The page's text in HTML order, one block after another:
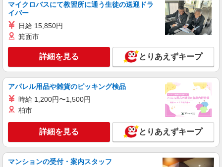
マイクロバスにて教習所に通う生徒の送迎ドラ
イバー
日給 15,850円
箕面市
詳細を見る とりあえずキープ
アパレル用品や雑貨のピッキング検品
時給 1,200円〜1,500円
柏市
詳細を見る とりあえずキープ
マンションの受付・案内スタッフ